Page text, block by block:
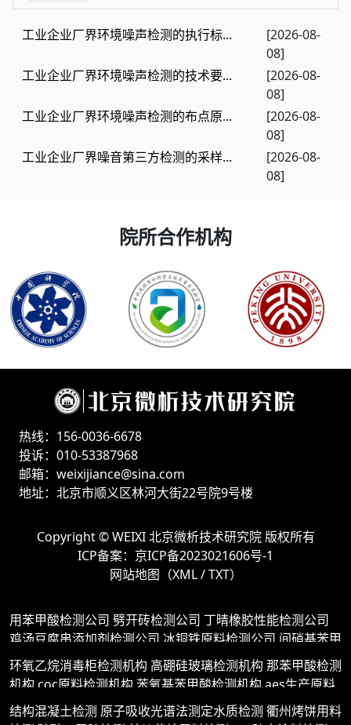
工业企业厂界环境噪声检测的执行标...
[2026-08-
08]
工业企业厂界环境噪声检测的技术要...
[2026-08-
08]
工业企业厂界环境噪声检测的布点原...
[2026-08-
08]
工业企业厂界噪音第三方检测的采样...
[2026-08-
08]
院所合作机构
热线：156-0036-6678
投诉：010-53387968
邮箱：weixijiance@sina.com
地址：北京市顺义区林河大街22号院9号楼
Copyright ©WEIXI 北京微析技术研究院版权所有
ICP备案： 京ICP备2023021606号-1
网站地图（XML/TXT）
用苯甲酸检测公司 劈开砖检测公司 丁晴橡胶性能检测公司
鸡汤豆腐串添加剂检测公司 冰铜铁原料检测公司 间硝基苯甲
酰胺检测公司 防火涂料质量检测公司染唇液检测公司 谷氨
酸盐检测公司kii涂料检测公司老人专用消毒产品检测公司
公司 硝酸铜检测公司防火胶板检测公司鲍参调味汁检测公
环氧乙烷消毒柜检测机构 高硼硅玻璃检测机构 那苯甲酸检测
机构 coc原料检测机构 苯氧基苯甲酸检测机构 aes生产原料
检测机构 建材放射性检测机构 二甲氧苯甲酸检测机构 发面
结构混凝土检测 原子吸收光谱法测定水质检测 衢州烤饼用料